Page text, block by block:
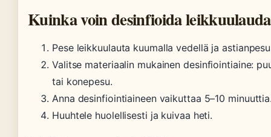
Kuinka voin desinfioida
Pese leikkuulauta kuumalla vedellä ja
Valitse materiaalin mukainen desinfiointiaine:
tai konepesu.
Anna desinfiointiaineen vaikuttaa 5–10
Huuhtele huolellisesti ja kuivaa heti.